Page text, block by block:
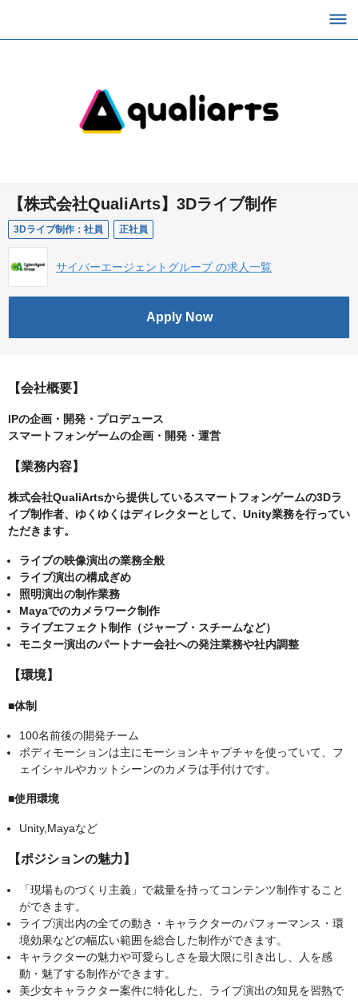
【株式会社QualiArts】3Dライブ制作
3Dライブ制作：社員 正社員
サイバーエージェントグループ の求人一覧
Apply Now
【会社概要】
IPの企画・開発・プロデュース
スマートフォンゲームの企画・開発・運営
【業務内容】
株式会社QualiArtsから提供しているスマートフォンゲームの3Dラ
イブ制作者、ゆくゆくはディレクターとして、Unity業務を行ってい
ただきます。
ライブの映像演出の業務全般
ライブ演出の構成ぎめ
照明演出の制作業務
Mayaでのカメラワーク制作
ライブエフェクト制作（ジャーブ・スチームなど）
モニター演出のパートナー会社への発注業務や社内調整
【環境】
■体制
100名前後の開発チーム
ボディモーションは主にモーションキャプチャを使っていて、フ
ェイシャルやカットシーンのカメラは手付けです。
■使用環境
Unity,Mayaなど
【ポジションの魅力】
「現場ものづくり主義」で裁量を持ってコンテンツ制作すること
ができます。
ライブ演出内の全ての動き・キャラクターのパフォーマンス・環
境効果などの幅広い範囲を総合した制作ができます。
キャラクターの魅力や可愛らしさを最大限に引き出し、人を感
動・魅了する制作ができます。
美少女キャラクター案件に特化した、ライブ演出の知見を習熟で